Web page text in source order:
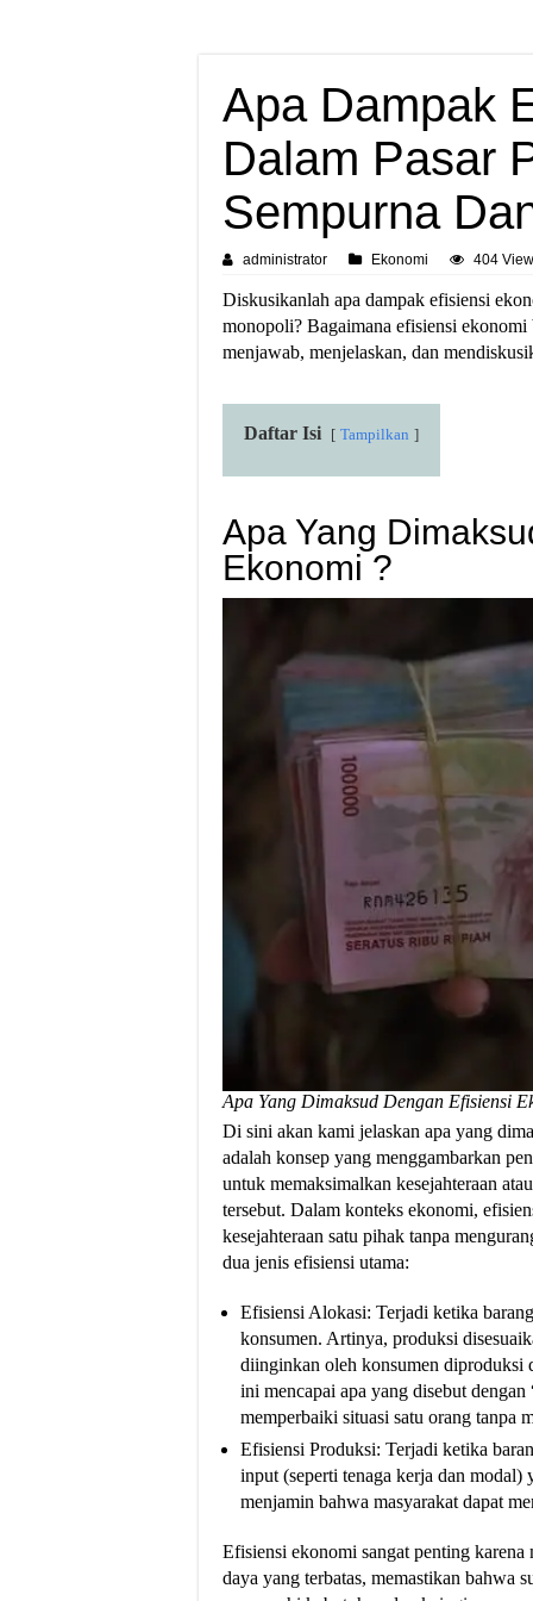
Apa Dampak
Dalam Pasar
Sempurna
administrator Ekonomi 404
Diskusikanlah apa dampak efisiensi
monopoli? Bagaimana efisiensi ekonomi
menjawab, menjelaskan, dan
Daftar Isi Tampilkan
Apa Yang
Ekonomi ?
Apa Yang Dimaksud Dengan Efisiensi
Di sini akan kami jelaskan apa yang
adalah konsep yang menggambarkan
untuk memaksimalkan kesejahteraan
tersebut. Dalam konteks ekonomi,
kesejahteraan satu pihak tanpa
dua jenis efisiensi utama:
Efisiensi Alokasi: Terjadi ketika
konsumen. Artinya, produksi
diinginkan oleh konsumen diproduksi
ini mencapai apa yang disebut
memperbaiki situasi satu orang tanpa
Efisiensi Produksi: Terjadi ketika
input (seperti tenaga kerja dan
menjamin bahwa masyarakat dapat
Efisiensi ekonomi sangat penting
daya yang terbatas, memastikan bahwa